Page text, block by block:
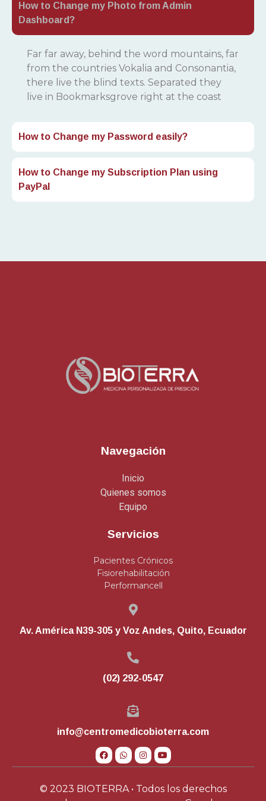
How to Change my Photo from Admin
Dashboard?
Far far away, behind the word mountains, far
from the countries Vokalia and Consonantia,
there live the blind texts. Separated they
live in Bookmarksgrove right at the coast
How to Change my Password easily?
How to Change my Subscription Plan using
PayPal
Navegación
Inicio
Quienes somos
Equipo
Servicios
Pacientes Crónicos
Fisiorehabilitación
Performancell
Av. América N39-305 y Voz Andes, Quito, Ecuador
(02) 292-0547
info@centromedicobioterra.com
© 2023 BIOTERRA • Todos los derechos